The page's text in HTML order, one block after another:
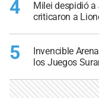
4
Milei despidió
criticaron a
5
Invencible
los Juegos